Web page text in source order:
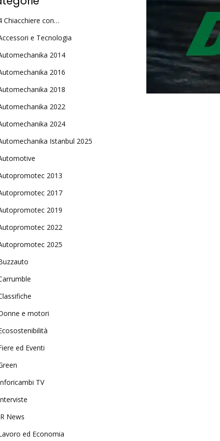
Chiacchiere con…
e Tecnologia
2014
2016
2018
2022
2024
Istanbul 2025
2013
2017
2019
2022
2025
e motori
ed Eventi
TV
News
ed Economia